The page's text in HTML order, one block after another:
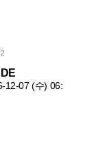
12-07 (수) 06: